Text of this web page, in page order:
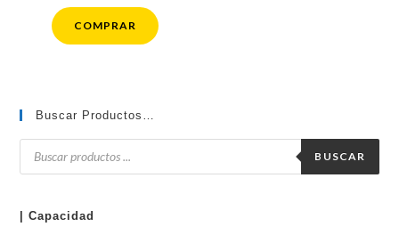
COMPRAR
Buscar Productos…
Búsqueda
productos
BUSCAR
| Capacidad